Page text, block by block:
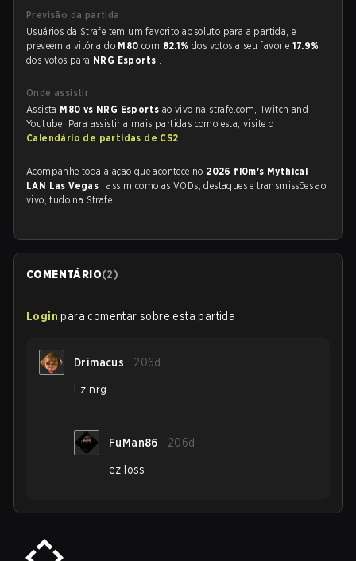
Previsão da partida
Usuários da Strafe tem um favorito absoluto para a partida, e
preveem a vitória do M80com 82.1%dos votos a seu favor e 17.9%
dos votos para NRG Esports .
Onde assistir
Assista M80 vs NRG Esports ao vivo na strafe.com, Twitch and
Youtube. Para assistir a mais partidas como esta, visite o
Calendário de partidas de CS2 .
Acompanhe toda a ação que acontece no 2026 fl0m's Mythical
LAN Las Vegas , assim como as VODs, destaques e transmissões ao
vivo, tudo na Strafe.
COMENTÁRIO(2)
Login para comentar sobre esta partida
Drimacus 206d
Ez nrg
FuMan86 206d
ez loss